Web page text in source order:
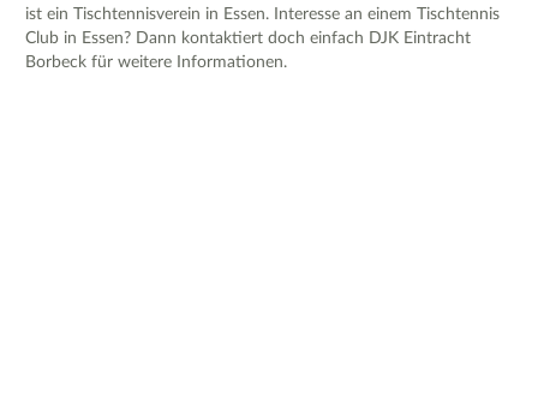
ist ein Tischtennisverein in Essen. Interesse an einem Tischtennis
Club in Essen? Dann kontaktiert doch einfach DJK Eintracht
Borbeck für weitere Informationen.